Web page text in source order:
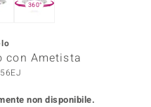
360°
con Ametista
non disponibile.